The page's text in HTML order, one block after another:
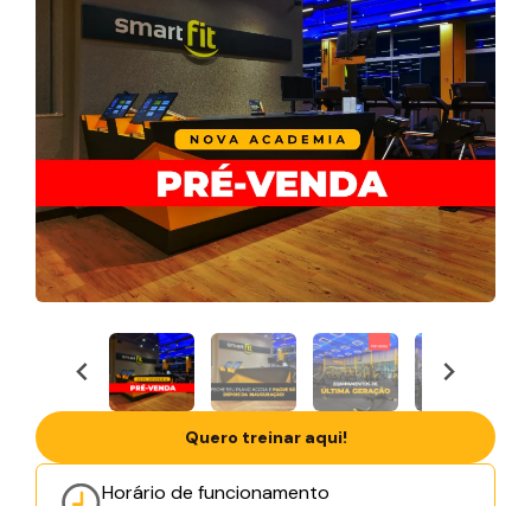
Horário de funcionamento
Quero treinar aqui!